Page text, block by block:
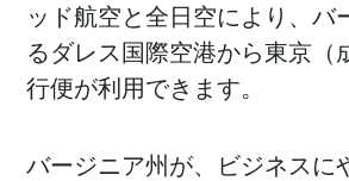
ッド航空と全日空により、バ
るダレス国際空港から東京（
行便が利用できます。
バージニア州が、ビジネスに